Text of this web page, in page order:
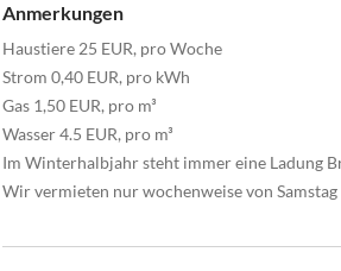
Anmerkungen
Haustiere 25 EUR, pro Woche
Strom 0,40 EUR, pro kWh
Gas 1,50 EUR, pro m³
Wasser 4.5 EUR, pro m³
Im Winterhalbjahr steht immer eine Ladung
Wir vermieten nur wochenweise von Samstag